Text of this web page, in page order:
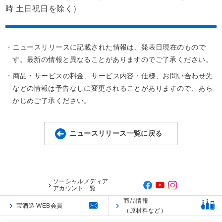
時 土日祝日を除く）
・ニュースリリースに記載された情報は、発表日現在のもので
す。最新の情報と異なることがありますのでご了承ください。
・商品・サービスの料金、サービス内容・仕様、お問い合わせ先
などの情報は予告なしに変更されることがありますので、あら
かじめご了承ください。
ニュースリリース一覧に戻る
ソーシャルメディア
アカウント一覧
宝酒造 WEB会員
商品情報
（原材料など）